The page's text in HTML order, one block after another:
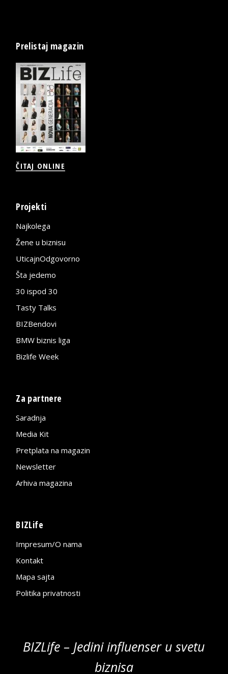
Prelistaj magazin
ČITAJ ONLINE
Projekti
Najkolega
Žene u biznisu
UticajnOdgovorno
Šta jedemo
30 ispod 30
Tasty Talks
BIZBendovi
BMW biznis liga
Bizlife Week
Za partnere
Saradnja
Media Kit
Pretplata na magazin
Newsletter
Arhiva magazina
BIZLife
Impresum/O nama
Kontakt
Mapa sajta
Politika privatnosti
BIZLife – Jedini influenser u svetu
biznisa